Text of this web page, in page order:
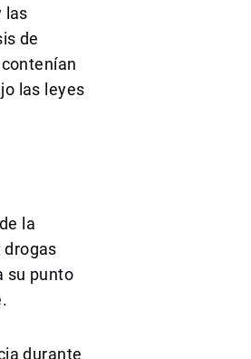
las
de
las leyes
la
drogas
su punto
durante